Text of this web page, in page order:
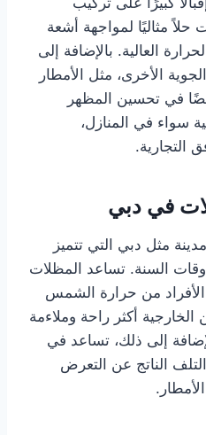
مثاليًا لمواجهة أشعة
العالية. بالإضافة إلى
الأخرى، مثل الأمطار
في تحسين المظهر
سواء في المنازل،
التجارية.
في دبي
مثل دبي التي تتميز
السنة. تساعد المظلات
من حرارة الشمس
الخارجية أكثر راحة وملاءمة
إلى ذلك، تساعد في
الناتج عن التعرض